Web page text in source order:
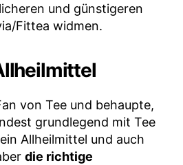
und günstigeren
Fittea widmen.
von Tee und behaupte,
grundlegend mit Tee
Allheilmittel und auch
die richtige